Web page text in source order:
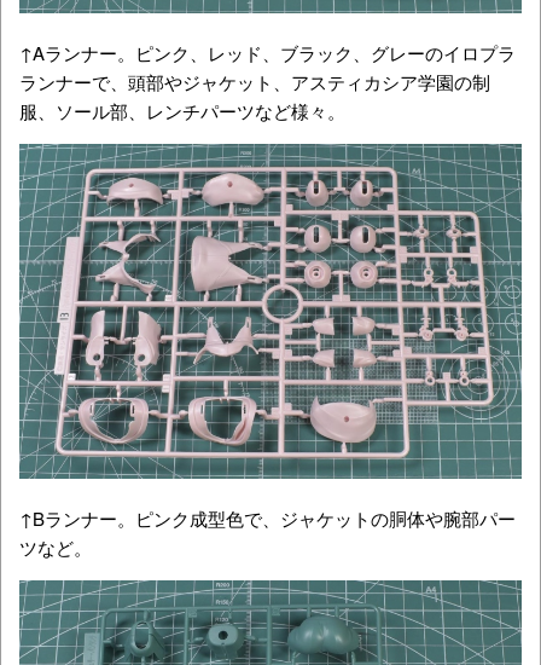
↑Aランナー。ピンク、レッド、ブラック、グレーのイロプラ
ランナーで、頭部やジャケット、アスティカシア学園の制
服、ソール部、レンチパーツなど様々。
↑Bランナー。ピンク成型色で、ジャケットの胴体や腕部パー
ツなど。